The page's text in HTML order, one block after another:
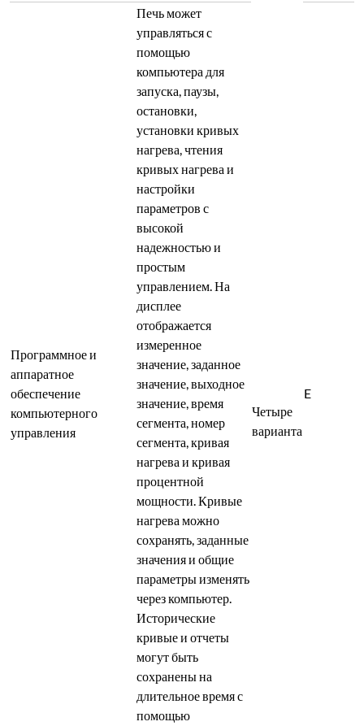
Четыре
варианта
Программное и
аппаратное
обеспечение
компьютерного
управления
Печь может
управляться с
помощью
компьютера для
запуска, паузы,
остановки,
установки кривых
нагрева, чтения
кривых нагрева и
настройки
параметров с
высокой
надежностью и
простым
управлением. На
дисплее
отображается
измеренное
значение, заданное
значение, выходное
значение, время
сегмента, номер
сегмента, кривая
нагрева и кривая
процентной
мощности. Кривые
нагрева можно
сохранять, заданные
значения и общие
параметры изменять
через компьютер.
Исторические
кривые и отчеты
могут быть
сохранены на
длительное время с
помощью
E